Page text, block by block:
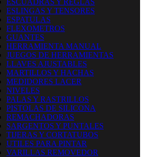
ESCUADRAS Y REGLAS
ESLINGAS Y TENSORES
ESPATULAS
FLEXOMETROS
GUANTES
HERRAMIENTA MANUAL
JUEGOS DE HERRAMIENTAS
LLAVES AJUSTABLES
MARTILLOS Y HACHAS
MEDIDORES LACER
NIVELES
PALAS Y RASTRILLOS
PISTOLAS DE SILICONA
REMACHADORAS
SARGENTOS Y PUNTALES
TIJERAS Y CORTATUBOS
UTILES PARA PINTAR
VARILLAS REMOVEDOR